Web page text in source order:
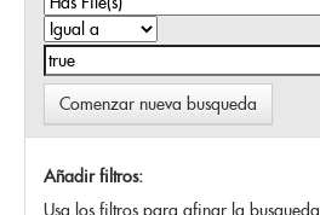
Comenzar nueva busqueda
Añadir filtros:
Usa los filtros para afinar la busqueda.